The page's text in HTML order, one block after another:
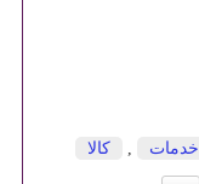
خدمات كالا